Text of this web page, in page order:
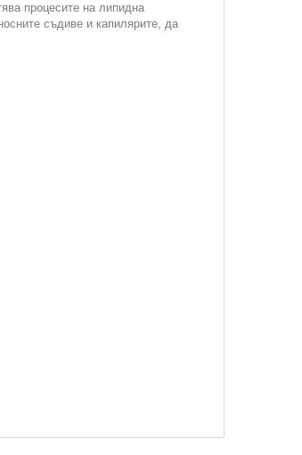
процесите на липидна
съдиве и капилярите, да